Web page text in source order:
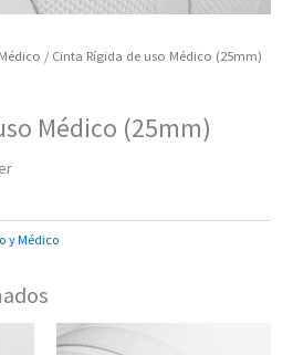
/ Cinta Rígida de uso Médico (25mm)
Médico (25mm)
y Médico